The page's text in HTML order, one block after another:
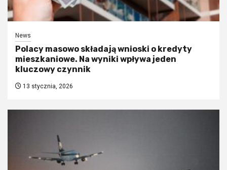
News
Polacy masowo składają wnioski o kredyty
mieszkaniowe. Na wyniki wpływa jeden
kluczowy czynnik
13 stycznia, 2026